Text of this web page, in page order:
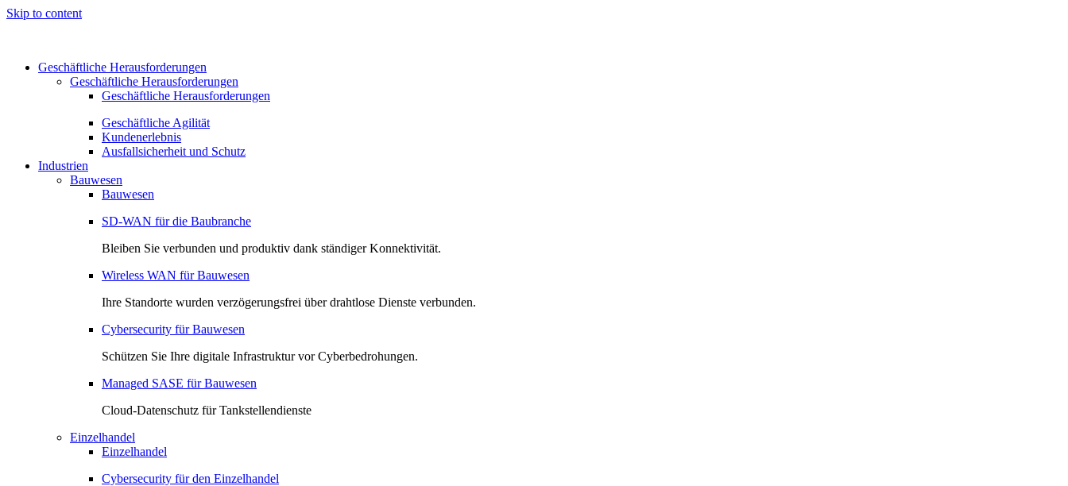
Skip to content
Geschäftliche Herausforderungen
Geschäftliche Herausforderungen
Geschäftliche Herausforderungen
Geschäftliche Agilität
Kundenerlebnis
Ausfallsicherheit und Schutz
Industrien
Bauwesen
Bauwesen
SD-WAN für die Baubranche
Bleiben Sie verbunden und produktiv dank ständiger Konnektivität.
Wireless WAN für Bauwesen
Ihre Standorte wurden verzögerungsfrei über drahtlose Dienste verbunden.
Cybersecurity für Bauwesen
Schützen Sie Ihre digitale Infrastruktur vor Cyberbedrohungen.
Managed SASE für Bauwesen
Cloud-Datenschutz für Tankstellendienste
Einzelhandel
Einzelhandel
Cybersecurity für den Einzelhandel